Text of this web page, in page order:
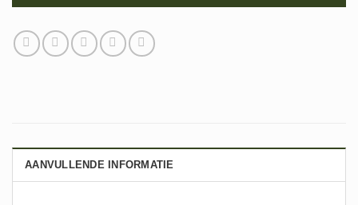
AANVULLENDE INFORMATIE